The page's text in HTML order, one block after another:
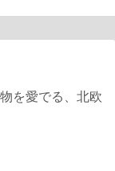
を愛でる、北欧